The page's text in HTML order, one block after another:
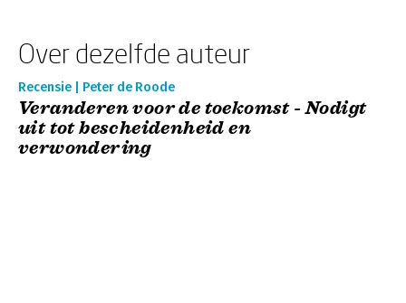
Over dezelfde auteur
Recensie | Peter de Roode
Veranderen voor de toekomst - Nodigt
uit tot bescheidenheid en
verwondering